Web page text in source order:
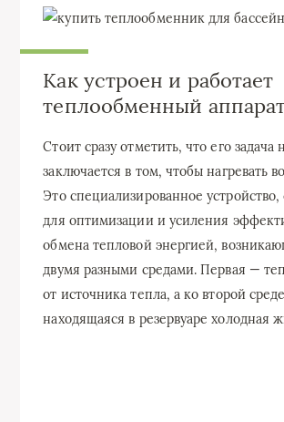
Как устроен и работает
теплообменный
Стоит сразу отметить, что его задача
заключается в том, чтобы нагревать
Это специализированное устройство,
для оптимизации и усиления
обмена тепловой энергией,
двумя разными средами. Первая —
от источника тепла, а ко второй
находящаяся в резервуаре холодная